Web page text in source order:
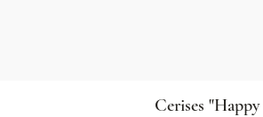
Cerises